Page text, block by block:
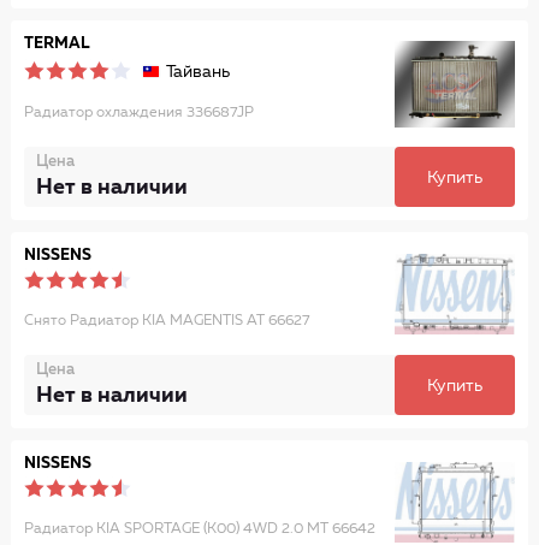
TERMAL
Тайвань
Радиатор охлаждения 336687JP
Цена
Нет в наличии Купить
NISSENS
Снято Радиатор KIA MAGENTIS AT 66627
Цена
Нет в наличии Купить
NISSENS
Радиатор KIA SPORTAGE (K00) 4WD 2.0 MT 66642